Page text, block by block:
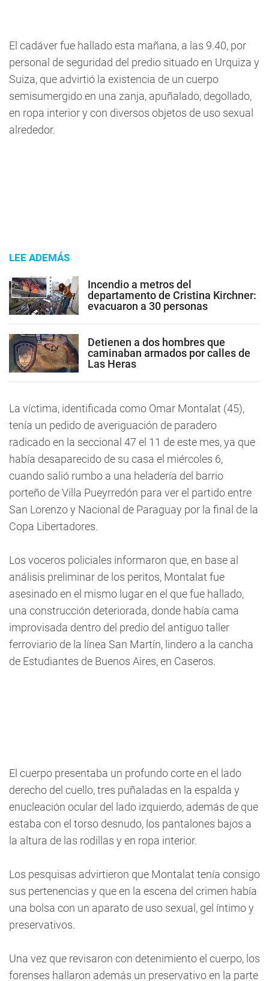
El cadáver fue hallado esta mañana, a las 9.40, por
personal de seguridad del predio situado en Urquiza y
Suiza, que advirtió la existencia de un cuerpo
semisumergido en una zanja, apuñalado, degollado,
en ropa interior y con diversos objetos de uso sexual
alrededor.
LEE ADEMÁS
Incendio a metros del
departamento de Cristina Kirchner:
evacuaron a 30 personas
Detienen a dos hombres que
caminaban armados por calles de
Las Heras
La víctima, identificada como Omar Montalat (45),
tenía un pedido de averiguación de paradero
radicado en la seccional 47 el 11 de este mes, ya que
había desaparecido de su casa el miércoles 6,
cuando salió rumbo a una heladería del barrio
porteño de Villa Pueyrredón para ver el partido entre
San Lorenzo y Nacional de Paraguay por la final de la
Copa Libertadores.
Los voceros policiales informaron que, en base al
análisis preliminar de los peritos, Montalat fue
asesinado en el mismo lugar en el que fue hallado,
una construcción deteriorada, donde había cama
improvisada dentro del predio del antiguo taller
ferroviario de la línea San Martín, lindero a la cancha
de Estudiantes de Buenos Aires, en Caseros.
El cuerpo presentaba un profundo corte en el lado
derecho del cuello, tres puñaladas en la espalda y
enucleación ocular del lado izquierdo, además de que
estaba con el torso desnudo, los pantalones bajos a
la altura de las rodillas y en ropa interior.
Los pesquisas advirtieron que Montalat tenía consigo
sus pertenencias y que en la escena del crimen había
una bolsa con un aparato de uso sexual, gel íntimo y
preservativos.
Una vez que revisaron con detenimiento el cuerpo, los
forenses hallaron además un preservativo en la parte